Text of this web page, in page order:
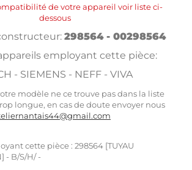
de votre appareil voir liste ci-
dessous
298564 - 00298564
employant cette pièce:
- SIEMENS - NEFF - VIVA
modèle ne ce trouve pas dans la liste
longue, en cas de doute envoyer nous
cette pièce : 298564 [TUYAU
- B/S/H/ -